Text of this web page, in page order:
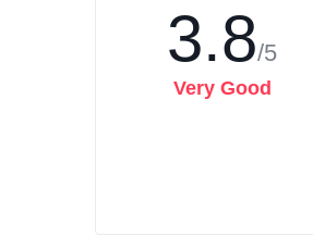
3.8/5
Very Good